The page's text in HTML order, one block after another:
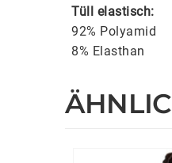
Tüll elastisch:
92% Polyamid
8% Elasthan